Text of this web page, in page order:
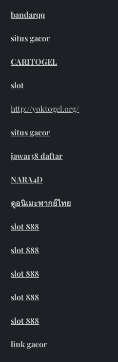
bandarqq
situs gacor
CARITOGEL
slot
http://yoktogel.org/
situs gacor
jawa138 daftar
NARA4D
ดูอนิเมะพากย์ไทย
slot 888
slot 888
slot 888
slot 888
slot 888
link gacor